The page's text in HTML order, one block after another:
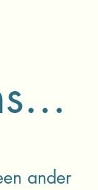
ander